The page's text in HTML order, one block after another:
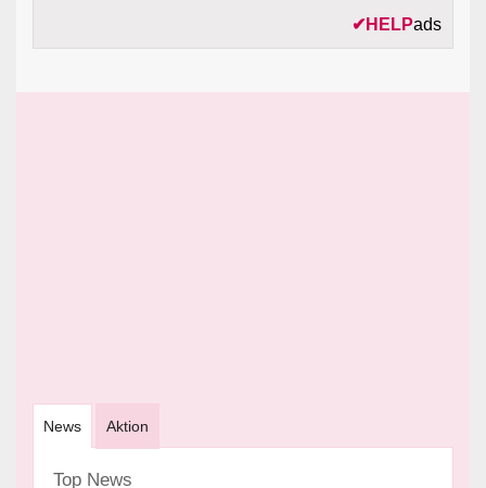
✔ HELPads
News Aktion
Top News